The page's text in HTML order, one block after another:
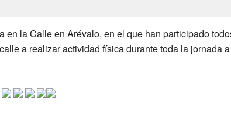
en la Calle en Arévalo, en el que han participado
a realizar actividad física durante toda la jornada